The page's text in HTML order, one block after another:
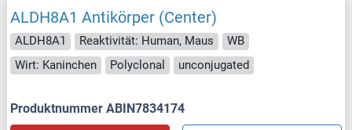
ALDH8A1 Antikörper (Center)
ALDH8A1 Reaktivität: Human, Maus
WB
Wirt: Kaninchen
Polyclonal unconjugated
Produktnummer ABIN7834174